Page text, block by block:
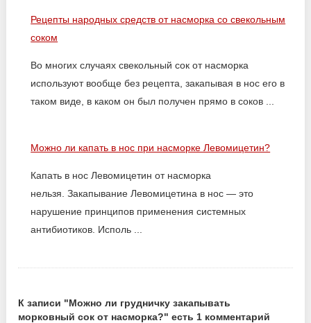
Рецепты народных средств от насморка со свекольным
соком
Во многих случаях свекольный сок от насморка
используют вообще без рецепта, закапывая в нос его в
таком виде, в каком он был получен прямо в соков ...
Можно ли капать в нос при насморке Левомицетин?
Капать в нос Левомицетин от насморка
нельзя. Закапывание Левомицетина в нос — это
нарушение принципов применения системных
антибиотиков. Исполь ...
К записи "Можно ли грудничку закапывать
морковный сок от насморка?" есть 1 комментарий